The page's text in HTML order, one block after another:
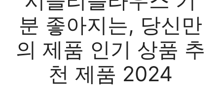
분 좋아지는, 당신만
의 제품 인기 상품 추
천 제품 2024